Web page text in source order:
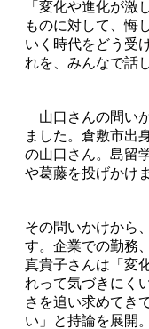
「変化や進化が激
ものに対して、悔
いく時代をどう受
れを、みんなで話
山口さんの問い
ました。倉敷市出
の山口さん。島留
や葛藤を投げかけ
その問いかけから
す。企業での勤務
真貴子さんは「変
れって気づきにく
さを追い求めてき
い」と持論を展開